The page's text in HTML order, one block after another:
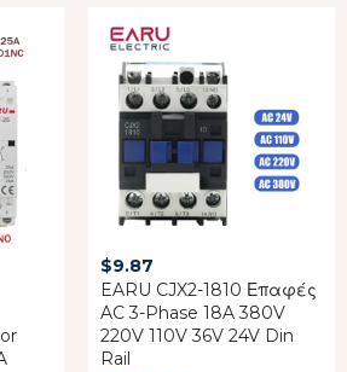
out of 5
$9.87
EARU CJX2-1810 Επαφές
AC 3-Phase 18A 380V
220V 110V 36V 24V Din
Rail